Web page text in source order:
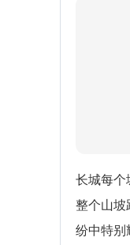
长城每个
整个山坡
纷中特别